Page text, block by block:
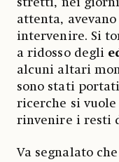
stretti, nei
attenta,
intervenire. Si
a ridosso degli
alcuni altari
sono stati
ricerche si
rinvenire i resti
Va segnalato